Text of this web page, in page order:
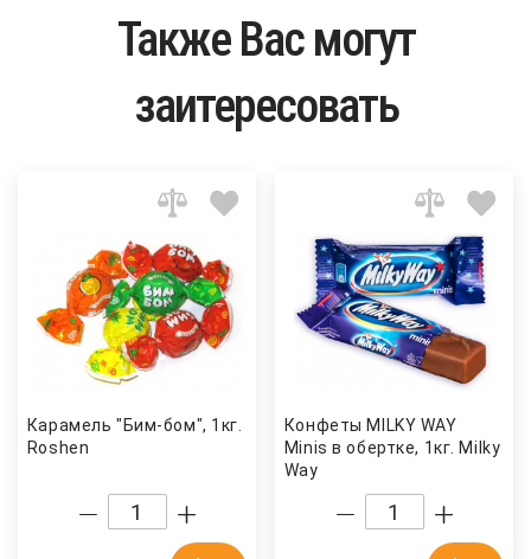
Также Вас могут
заитересовать
Карамель "Бим-бом", 1кг.
Roshen
Конфеты MILKY WAY
Minis в обертке, 1кг. Milky
Way